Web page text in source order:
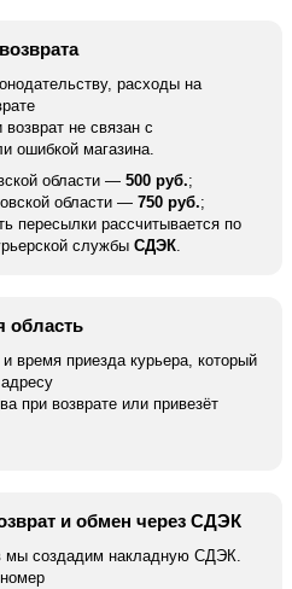
расходы на
не связан с
ошибкой магазина.
области — 500 руб.;
области — 750 руб.;
пересылки рассчитывается по
службы СДЭК.
область
время приезда курьера, который
при возврате или привезёт
и обмен через СДЭК
мы создадим накладную СДЭК.